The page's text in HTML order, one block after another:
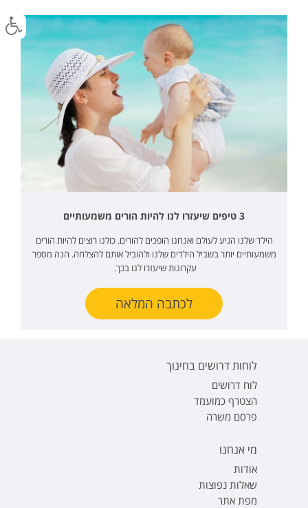
3 טיפים שיעזרו לנו להיות הורים משמעותיים
הילד שלנו הגיע לעולם ואנחנו הופכים להורים. כולנו רוצים להיות הורים
משמעותיים יותר בשביל הילדים שלנו ולהוביל אותם להצלחה. הנה מספר
עקרונות שיעזרו לנו בכך.
לכתבה המלאה
לוחות דרושים בחינוך
לוח דרושים
הצטרף כמועמד
פרסם משרה
מי אנחנו
אודות
שאלות נפוצות
מפת אתר